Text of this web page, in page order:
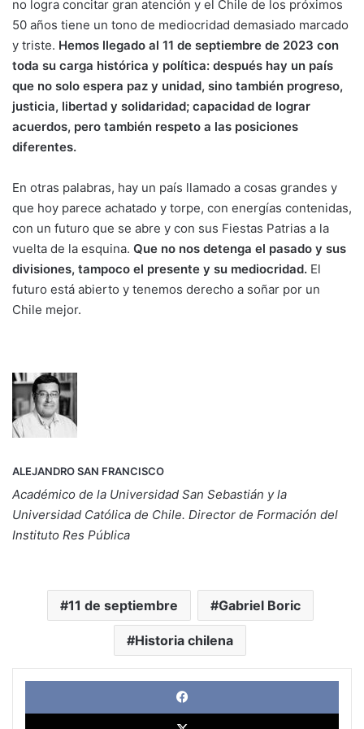
no logra concitar gran atención y el Chile de los próximos
50 años tiene un tono de mediocridad demasiado marcado
y triste. Hemos llegado al 11 de septiembre de 2023 con
toda su carga histórica y política: después hay un país
que no solo espera paz y unidad, sino también progreso,
justicia, libertad y solidaridad; capacidad de lograr
acuerdos, pero también respeto a las posiciones
diferentes.
En otras palabras, hay un país llamado a cosas grandes y
que hoy parece achatado y torpe, con energías contenidas,
con un futuro que se abre y con sus Fiestas Patrias a la
vuelta de la esquina. Que no nos detenga el pasado y sus
divisiones, tampoco el presente y su mediocridad. El
futuro está abierto y tenemos derecho a soñar por un
Chile mejor.
ALEJANDRO SAN FRANCISCO
Académico de la Universidad San Sebastián y la
Universidad Católica de Chile. Director de Formación del
Instituto Res Pública
11 de septiembre Gabriel Boric
Historia chilena
X